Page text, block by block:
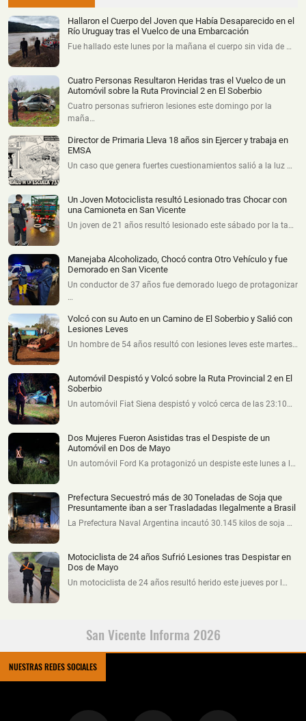
Hallaron el Cuerpo del Joven que Había Desaparecido en el
Río Uruguay tras el Vuelco de una Embarcación
Fue hallado este lunes por la mañana el cuerpo sin vida de …
Cuatro Personas Resultaron Heridas tras el Vuelco de un
Automóvil sobre la Ruta Provincial 2 en El Soberbio
Cuatro personas sufrieron lesiones este domingo por la
maña…
Director de Primaria Lleva 18 años sin Ejercer y trabaja en
EMSA
Un caso que genera fuertes cuestionamientos salió a la luz …
Un Joven Motociclista resultó Lesionado tras Chocar con
una Camioneta en San Vicente
Un joven de 21 años resultó lesionado este sábado por la ta…
Manejaba Alcoholizado, Chocó contra Otro Vehículo y fue
Demorado en San Vicente
Un conductor de 37 años fue demorado luego de protagonizar
…
Volcó con su Auto en un Camino de El Soberbio y Salió con
Lesiones Leves
Un hombre de 54 años resultó con lesiones leves este martes…
Automóvil Despistó y Volcó sobre la Ruta Provincial 2 en El
Soberbio
Un automóvil Fiat Siena despistó y volcó cerca de las 23:10…
Dos Mujeres Fueron Asistidas tras el Despiste de un
Automóvil en Dos de Mayo
Un automóvil Ford Ka protagonizó un despiste este lunes a l…
Prefectura Secuestró más de 30 Toneladas de Soja que
Presuntamente iban a ser Trasladadas Ilegalmente a Brasil
La Prefectura Naval Argentina incautó 30.145 kilos de soja …
Motociclista de 24 años Sufrió Lesiones tras Despistar en
Dos de Mayo
Un motociclista de 24 años resultó herido este jueves por l…
San Vicente Informa 2026
NUESTRAS REDES SOCIALES